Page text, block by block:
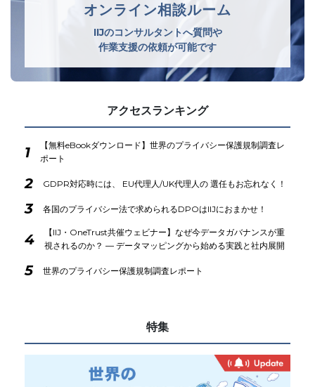
オンライン相談ルーム
IIJのコンサルタントへ質問や
作業支援の依頼が可能です
アクセスランキング
1
【無料eBookダウンロード】世界のプライバシー保護規制調査レ
ポート
2 GDPR対応時には、 EU代理人/UK代理人の 選任もお忘れなく！
3 各国のプライバシー法で求められるDPOはIIJにおまかせ！
4
【IIJ・OneTrust共催ウェビナー】なぜ今データガバナンスが重
視されるのか？ ― データマッピングから始める実践と社内展開
5 世界のプライバシー保護規制調査レポート
特集